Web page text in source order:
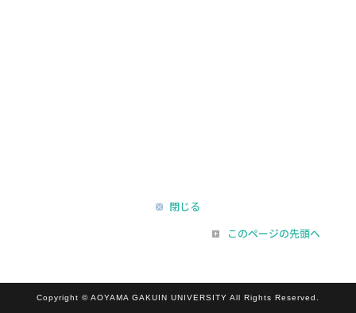
閉じる
このページの先頭へ
Copyright © AOYAMA GAKUIN UNIVERSITY All Rights Reserved.